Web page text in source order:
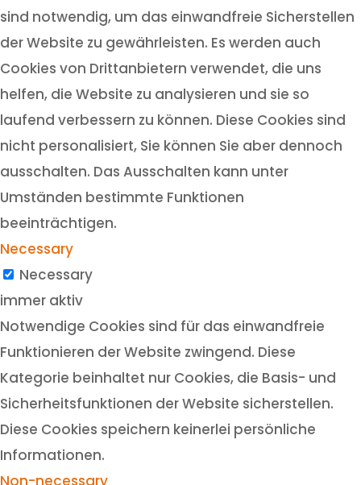
sind notwendig, um das einwandfreie Sicherstellen
der Website zu gewährleisten. Es werden auch
Cookies von Drittanbietern verwendet, die uns
helfen, die Website zu analysieren und sie so
laufend verbessern zu können. Diese Cookies sind
nicht personalisiert, Sie können Sie aber dennoch
ausschalten. Das Ausschalten kann unter
Umständen bestimmte Funktionen
beeinträchtigen.
Necessary
Necessary
immer aktiv
Notwendige Cookies sind für das einwandfreie
Funktionieren der Website zwingend. Diese
Kategorie beinhaltet nur Cookies, die Basis- und
Sicherheitsfunktionen der Website sicherstellen.
Diese Cookies speichern keinerlei persönliche
Informationen.
Non-necessary